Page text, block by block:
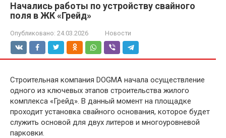
Начались работы по устройству свайного
поля в ЖК «Грейд»
Опубликовано: 24.03.2026 Новости
Строительная компания DOGMA начала осуществление
одного из ключевых этапов строительства жилого
комплекса «Грейд». В данный момент на площадке
проходит установка свайного основания, которое будет
служить основой для двух литеров и многоуровневой
парковки.